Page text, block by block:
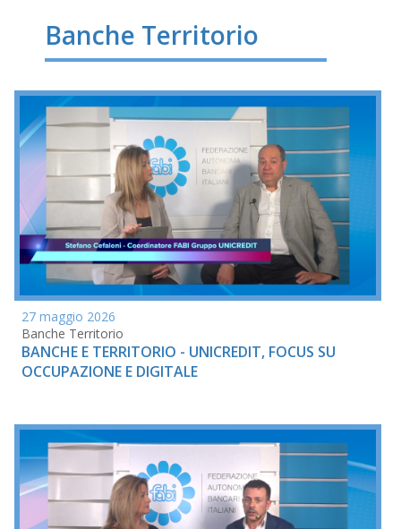
Banche Territorio
27 maggio 2026
Banche Territorio
BANCHE E TERRITORIO - UNICREDIT, FOCUS SU
OCCUPAZIONE E DIGITALE